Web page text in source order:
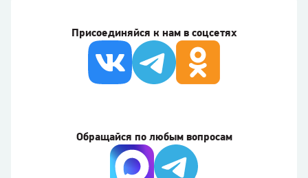
Присоединяйся к нам в соцсетях
Обращайся по любым вопросам